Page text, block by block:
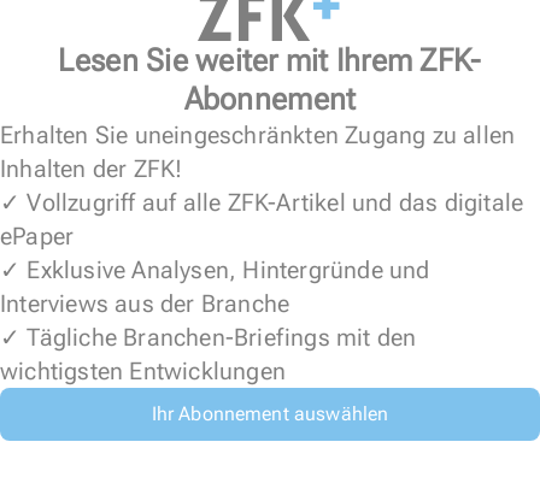
Lesen Sie weiter mit Ihrem ZFK-
Abonnement
Erhalten Sie uneingeschränkten Zugang zu allen
Inhalten der ZFK!
✓ Vollzugriff auf alle ZFK-Artikel und das digitale
ePaper
✓ Exklusive Analysen, Hintergründe und
Interviews aus der Branche
✓ Tägliche Branchen-Briefings mit den
wichtigsten Entwicklungen
Ihr Abonnement auswählen